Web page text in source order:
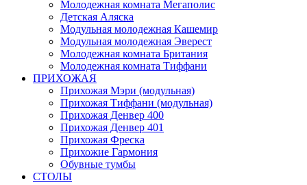
Молодежная комната Мегаполис
Детская Аляска
Модульная молодежная Кашемир
Модульная молодежная Эверест
Молодежная комната Британия
Молодежная комната Тиффани
ПРИХОЖАЯ
Прихожая Мэри (модульная)
Прихожая Тиффани (модульная)
Прихожая Денвер 400
Прихожая Денвер 401
Прихожая Фреска
Прихожие Гармония
Обувные тумбы
СТОЛЫ